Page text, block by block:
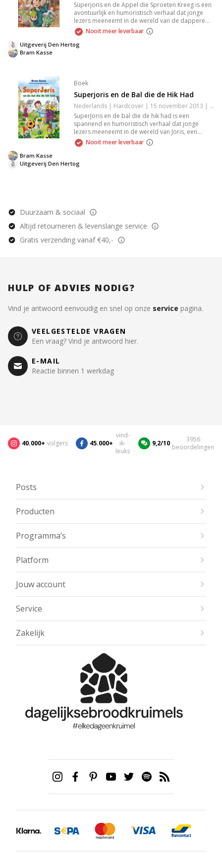
Superjoris en de Appel die Sproeten Kreeg is een
avontuurlijk en humoristisch verhaal dat jonge
lezers meeneemt in de wereld van de dappere
Superjoris. Samen met zijn vrienden beleef je
spannende avonturen vol magie en verrassingen.
Dit boek prikkelt de verbeelding en is perfect
Nooit meer leverbaar
Bram Kasse
Uitgeverij Den Hertog
Boek
Superjoris en de Bal die de Hik Had
Nederlands | Hardcover | 15 november 2013 | 62 pagina's | 9789033125560
SuperJoris en de bal die de hik had is een
spannend en humoristisch verhaal dat jonge
lezers meeneemt in de wereld van Joris, een
kleine jongen met grote dromen. Ondanks dat hij
door de grote jongens als te klein wordt gezien,
zelfvertrouwen essentieel zijn. Met kleurrijke
Nooit meer leverbaar
Uitgeverij Den Hertog
Bram Kasse
Duurzaam & sociaal
Altijd retourneren & levenslange service
Gratis verzending vanaf €40,-
HULP OF ADVIES NODIG?
Vind je antwoord eenvoudig en snel op onze service pagina.
VEELGESTELDE VRAGEN
Een vraag? Vind je antwoord hier.
E-MAIL
Reactie binnen 1 werkdag
40.000+ volgers 45.000+
vind-
ik-
leuks
9,2/10
3956
beoordelingen
Posts
Producten
Programma’s
Platform
Jouw account
Service
Zakelijk